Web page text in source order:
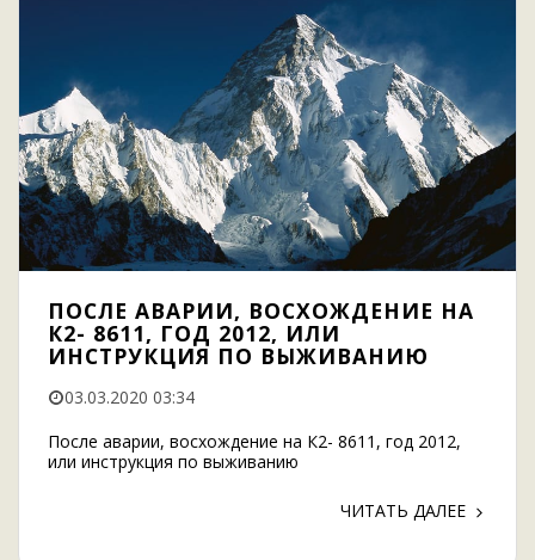
ПОСЛЕ АВАРИИ, ВОСХОЖДЕНИЕ НА
К2- 8611, ГОД 2012, ИЛИ
ИНСТРУКЦИЯ ПО ВЫЖИВАНИЮ
03.03.2020 03:34
После аварии, восхождение на К2- 8611, год 2012,
или инструкция по выживанию
ЧИТАТЬ ДАЛЕЕ